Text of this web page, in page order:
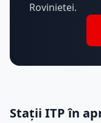
Rovinietei.
Stații ITP în